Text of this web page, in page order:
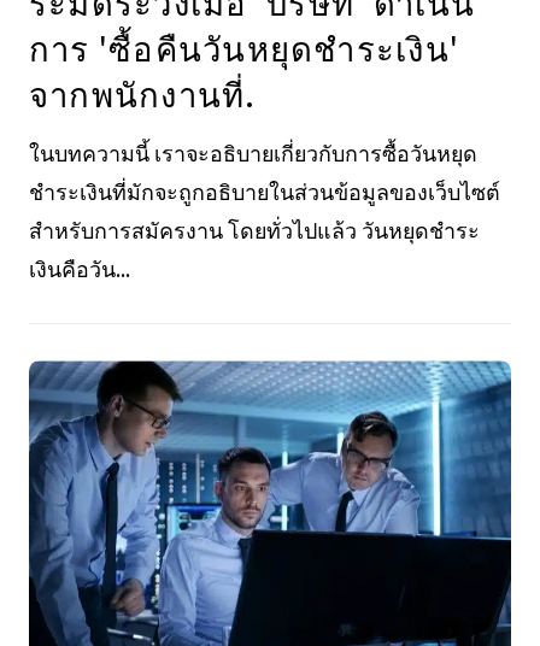
การ 'ซื้อคืนวันหยุดชำระเงิน'
จากพนักงานที่.
ในบทความนี้ เราจะอธิบายเกี่ยวกับการซื้อวันหยุด
ชำระเงินที่มักจะถูกอธิบายในส่วนข้อมูลของเว็บไซต์
สำหรับการสมัครงาน โดยทั่วไปแล้ว วันหยุดชำระ
เงินคือวัน...